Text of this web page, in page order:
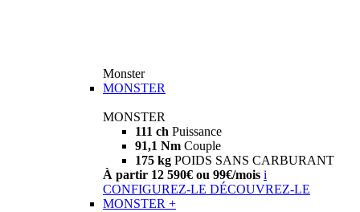
Monster
MONSTER
MONSTER
111 ch Puissance
91,1 Nm Couple
175 kg POIDS SANS CARBURANT
À partir 12 590€ ou 99€/mois i
CONFIGUREZ-LE DÉCOUVREZ-LE
MONSTER +